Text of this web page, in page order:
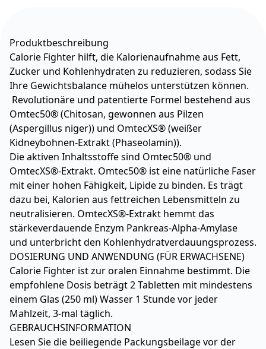
Produktbeschreibung
Calorie Fighter hilft, die Kalorienaufnahme aus Fett,
Zucker und Kohlenhydraten zu reduzieren, sodass Sie
Ihre Gewichtsbalance mühelos unterstützen können.
Revolutionäre und patentierte Formel bestehend aus
Omtec50® (Chitosan, gewonnen aus Pilzen
(Aspergillus niger)) und OmtecXS® (weißer
Kidneybohnen-Extrakt (Phaseolamin)).
Die aktiven Inhaltsstoffe sind Omtec50® und
OmtecXS®-Extrakt. Omtec50® ist eine natürliche Faser
mit einer hohen Fähigkeit, Lipide zu binden. Es trägt
dazu bei, Kalorien aus fettreichen Lebensmitteln zu
neutralisieren. OmtecXS®-Extrakt hemmt das
stärkeverdauende Enzym Pankreas-Alpha-Amylase
und unterbricht den Kohlenhydratverdauungsprozess.
DOSIERUNG UND ANWENDUNG (FÜR ERWACHSENE)
Calorie Fighter ist zur oralen Einnahme bestimmt. Die
empfohlene Dosis beträgt 2 Tabletten mit mindestens
einem Glas (250 ml) Wasser 1 Stunde vor jeder
Mahlzeit, 3-mal täglich.
GEBRAUCHSINFORMATION
Lesen Sie die beiliegende Packungsbeilage vor der